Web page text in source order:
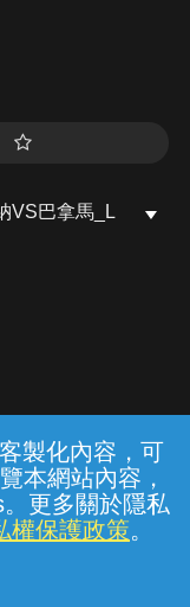
製化內容，可
本網站內容，
更多關於隱私
權保護政策。
VS巴拿馬_L
隱私權保護
庭分公司
2026